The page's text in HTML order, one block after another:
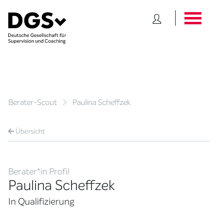
Berater-Scout Paulina Scheffzek
Übersicht
Berater*in Profil
Paulina Scheffzek
In Qualifizierung